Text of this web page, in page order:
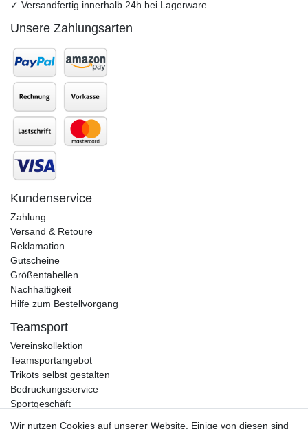
✓ Versandfertig innerhalb 24h bei Lagerware
Unsere Zahlungsarten
Kundenservice
Zahlung
Versand & Retoure
Reklamation
Gutscheine
Größentabellen
Nachhaltigkeit
Hilfe zum Bestellvorgang
Teamsport
Vereinskollektion
Teamsportangebot
Trikots selbst gestalten
Bedruckungsservice
Sportgeschäft
Wir nutzen Cookies auf unserer Website. Einige von diesen sind